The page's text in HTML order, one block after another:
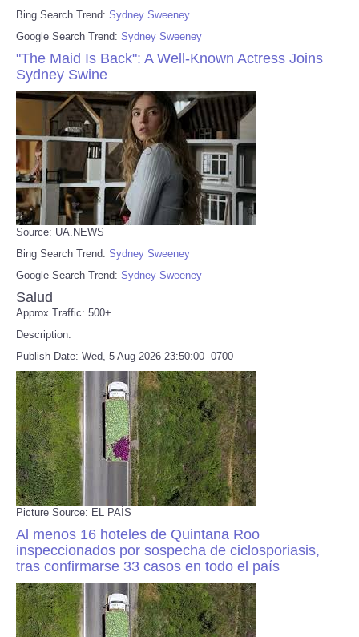
Bing Search Trend: Sydney Sweeney
Google Search Trend: Sydney Sweeney
"The Maid Is Back": A Well-Known Actress Joins
Sydney Swine
Source: UA.NEWS
Bing Search Trend: Sydney Sweeney
Google Search Trend: Sydney Sweeney
Salud
Approx Traffic: 500+
Description:
Publish Date: Wed, 5 Aug 2026 23:50:00 -0700
Picture Source: EL PAÍS
Al menos 16 hoteles de Quintana Roo
inspeccionados por sospecha de ciclosporiasis,
tras confirmarse 33 casos en todo el país